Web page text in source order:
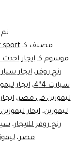
مصنف كـ sport
موسوم كـايجار
رنج روفر، ايجار
سيارت 4*4
،ايجار
ليموزين في مصر،
ليموزين، ايحار
رنج روفر للايجار،
مصر،